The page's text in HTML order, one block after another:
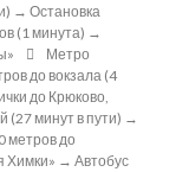
→ Остановка
(1 минута) →
Метро
до вокзала (4
до Крюково,
(27 минут в пути) →
метров до
Химки» → Автобус